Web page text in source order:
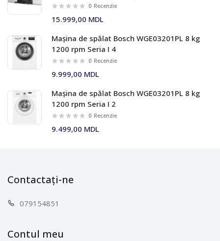
0 Recenzie
15.999,00 MDL
Mașina de spălat Bosch WGE03201PL 8 kg
1200 rpm Seria I 4
0 Recenzie
9.999,00 MDL
Mașina de spălat Bosch WGE03201PL 8 kg
1200 rpm Seria I 2
0 Recenzie
9.499,00 MDL
Contactați-ne
0791 54851
Contul meu